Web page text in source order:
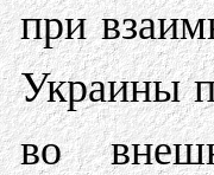
при
Украины
во